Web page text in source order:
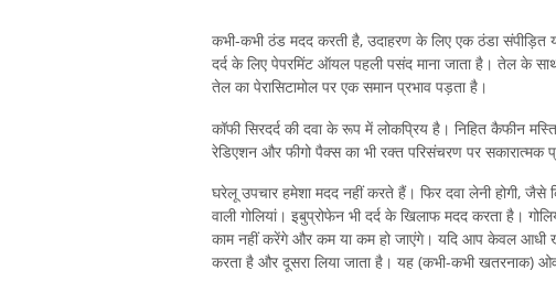
कभी-कभी ठंड मदद करती है, उदाहरण के लिए एक ठंडा
दर्द के लिए पेपरमिंट ऑयल पहली पसंद माना जाता है। तेल के
तेल का पेरासिटामोल पर एक समान प्रभाव पड़ता है।
कॉफी सिरदर्द की दवा के रूप में लोकप्रिय है। निहित कैफीन
रेडिएशन और फीगो पैक्स का भी रक्त परिसंचरण पर सकारात्मक
घरेलू उपचार हमेशा मदद नहीं करते हैं। फिर दवा लेनी होगी, जैसे
वाली गोलियां। इबुप्रोफेन भी दर्द के खिलाफ मदद करता है।
काम नहीं करेंगे और कम या कम हो जाएंगे। यदि आप केवल आधी
करता है और दूसरा लिया जाता है। यह (कभी-कभी खतरनाक)